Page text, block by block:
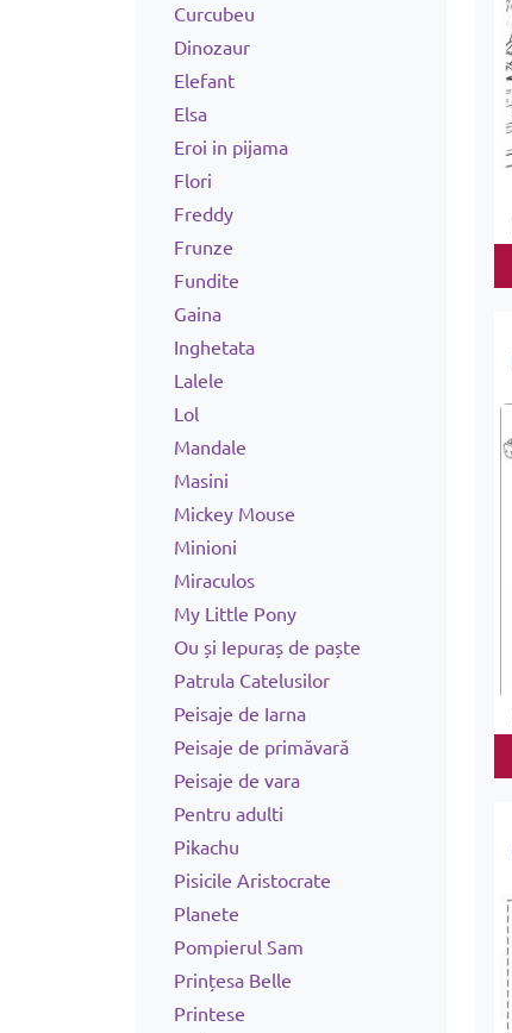
Curcubeu
Dinozaur
Elefant
Elsa
Eroi in pijama
Flori
Freddy
Frunze
Fundite
Gaina
Inghetata
Lalele
Lol
Mandale
Masini
Mickey Mouse
Minioni
Miraculos
My Little Pony
Ou și Iepuraș de paște
Patrula Catelusilor
Peisaje de Iarna
Peisaje de primăvară
Peisaje de vara
Pentru adulti
Pikachu
Pisicile Aristocrate
Planete
Pompierul Sam
Prințesa Belle
Printese